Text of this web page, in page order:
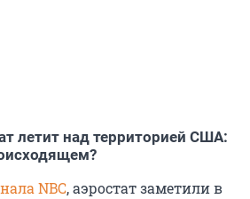
летит над территорией США:
NBC, аэростат заметили в